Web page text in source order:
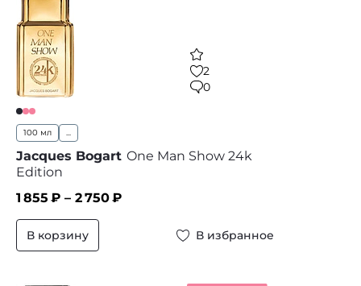
2
0
100 мл ...
Jacques Bogart One Man Show 24k
Edition
1 855 ₽ – 2 750₽
В корзину В избранное